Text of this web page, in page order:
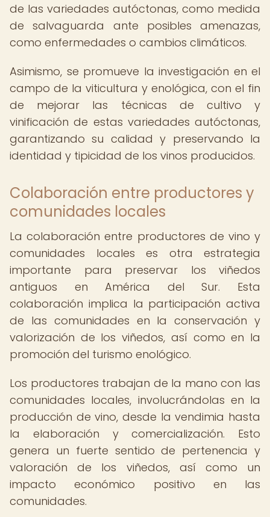
de las variedades autóctonas, como medida
de salvaguarda ante posibles amenazas,
como enfermedades o cambios climáticos.
Asimismo, se promueve la investigación en el
campo de la viticultura y enológica, con el fin
de mejorar las técnicas de cultivo y
vinificación de estas variedades autóctonas,
garantizando su calidad y preservando la
identidad y tipicidad de los vinos producidos.
Colaboración entre productores y
comunidades locales
La colaboración entre productores de vino y
comunidades locales es otra estrategia
importante para preservar los viñedos
antiguos en América del Sur. Esta
colaboración implica la participación activa
de las comunidades en la conservación y
valorización de los viñedos, así como en la
promoción del turismo enológico.
Los productores trabajan de la mano con las
comunidades locales, involucrándolas en la
producción de vino, desde la vendimia hasta
la elaboración y comercialización. Esto
genera un fuerte sentido de pertenencia y
valoración de los viñedos, así como un
impacto económico positivo en las
comunidades.